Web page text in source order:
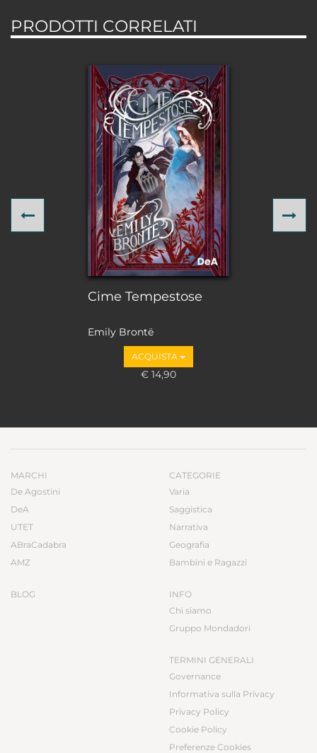
PRODOTTI CORRELATI
Cime Tempestose
Emily Brontë
ACQUISTA
€ 14,90
Previous
MARCHI
De Agostini
DeA
UTET
ABraCadabra
AMZ
BLOG
CATEGORIE
Varia
Saggistica
Narrativa
Geografia
Bambini e Ragazzi
INFO
Chi siamo
Gruppo Mondadori
TERMINI GENERALI
Governance
Informativa sulla Privacy
Privacy Policy
Cookie Policy
Preferenze Cookies